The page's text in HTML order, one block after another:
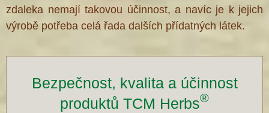
zdaleka nemají takovou účinnost, a navíc je k jejich
výrobě potřeba celá řada dalších přídatných látek.
Bezpečnost, kvalita a účinnost
produktů TCM Herbs®